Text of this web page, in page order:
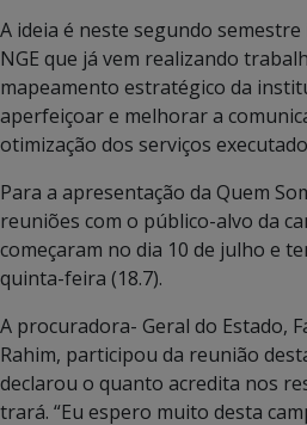
A ideia é neste segundo
NGE que já vem realizando
mapeamento estratégico da
aperfeiçoar e melhorar a
otimização dos serviços
Para a apresentação da Quem
reuniões com o público-alvo da
começaram no dia 10 de julho e
quinta-feira (18.7).
A procuradora- Geral do Estado,
Rahim, participou da reunião
declarou o quanto acredita nos
trará. “Eu espero muito desta